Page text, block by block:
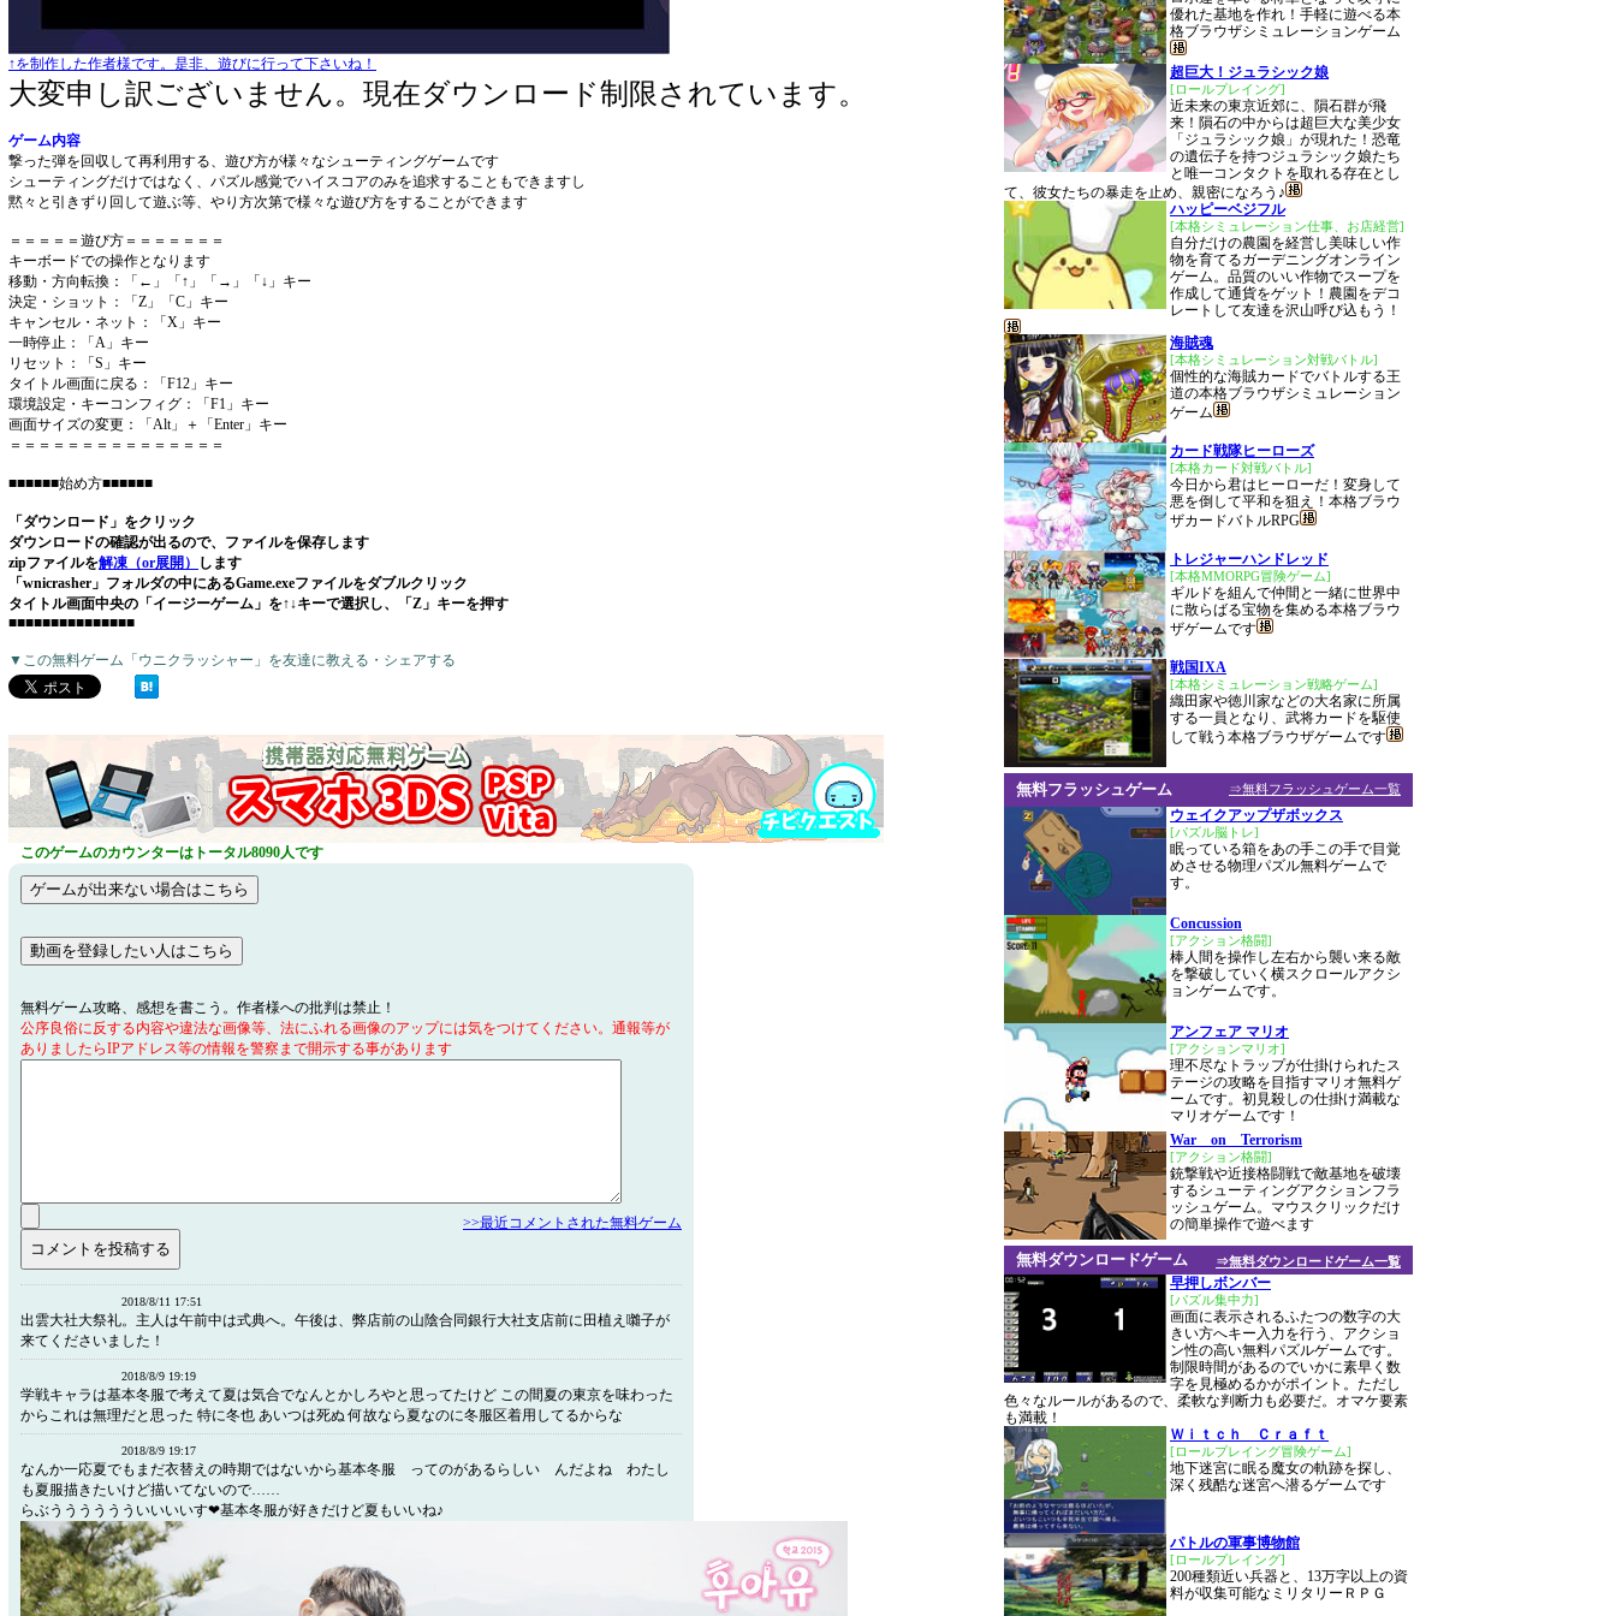
↑を制作した作者様です。是非、遊びに行って下さいね！
大変申し訳ございません。現在ダウンロード制限されています。
ゲーム内容
撃った弾を回収して再利用する、遊び方が様々なシューティングゲームです
シューティングだけではなく、パズル感覚でハイスコアのみを追求することもできますし
黙々と引きずり回して遊ぶ等、やり方次第で様々な遊び方をすることができます
＝＝＝＝＝遊び方＝＝＝＝＝＝＝
キーボードでの操作となります
移動・方向転換：「←」「↑」「→」「↓」キー
決定・ショット：「Z」「C」キー
キャンセル・ネット：「X」キー
一時停止：「A」キー
リセット：「S」キー
タイトル画面に戻る：「F12」キー
環境設定・キーコンフィグ：「F1」キー
画面サイズの変更：「Alt」＋「Enter」キー
＝＝＝＝＝＝＝＝＝＝＝＝＝＝＝
■■■■■■始め方■■■■■■
「ダウンロード」をクリック
ダウンロードの確認が出るので、ファイルを保存します
zipファイルを解凍（or展開）
します
「wnicrasher」フォルダの中にあるGame.exeファイルをダブルクリック
タイトル画面中央の「イージーゲーム」を↑↓キーで選択し、「Z」キーを押す
■■■■■■■■■■■■■■■
▼この無料ゲーム「ウニクラッシャー」を友達に教える・シェアする
このゲームのカウンターはトータル8090人です
無料ゲーム攻略、感想を書こう。作者様への批判は禁止！
公序良俗に反する内容や違法な画像等、法にふれる画像のアップには気をつけてください。通報等が
ありましたらIPアドレス等の情報を警察まで開示する事があります
>>最近コメントされた無料ゲーム
2018/8/11 17:51
出雲大社大祭礼。主人は午前中は式典へ。午後は、弊店前の山陰合同銀行大社支店前に田植え囃子が
来てくださいました！
2018/8/9 19:19
学戦キャラは基本冬服で考えて夏は気合でなんとかしろやと思ってたけど この間夏の東京を味わった
からこれは無理だと思った 特に冬也 あいつは死ぬ 何故なら夏なのに冬服区着用してるからな
2018/8/9 19:17
なんか一応夏でもまだ衣替えの時期ではないから基本冬服 ってのがあるらしい んだよね わたし
も夏服描きたいけど描いてないので……
らぶうううううういいいいす❤基本冬服が好きだけど夏もいいね♪
優れた基地を作れ！手軽に遊べる本
格ブラウザシミュレーションゲーム
超巨大！ジュラシック娘
[ロールプレイング]
近未来の東京近郊に、隕石群が飛
来！隕石の中からは超巨大な美少女
「ジュラシック娘」が現れた！恐竜
の遺伝子を持つジュラシック娘たち
と唯一コンタクトを取れる存在とし
て、彼女たちの暴走を止め、親密になろう♪
ハッピーベジフル
[本格シミュレーション仕事、お店経営]
自分だけの農園を経営し美味しい作
物を育てるガーデニングオンライン
ゲーム。品質のいい作物でスープを
作成して通貨をゲット！農園をデコ
レートして友達を沢山呼び込もう！
海賊魂
[本格シミュレーション対戦バトル]
個性的な海賊カードでバトルする王
道の本格ブラウザシミュレーション
ゲーム
カード戦隊ヒーローズ
[本格カード対戦バトル]
今日から君はヒーローだ！変身して
悪を倒して平和を狙え！本格ブラウ
ザカードバトルRPG
トレジャーハンドレッド
[本格MMORPG冒険ゲーム]
ギルドを組んで仲間と一緒に世界中
に散らばる宝物を集める本格ブラウ
ザゲームです
戦国IXA
[本格シミュレーション戦略ゲーム]
織田家や徳川家などの大名家に所属
する一員となり、武将カードを駆使
して戦う本格ブラウザゲームです
⇒無料フラッシュゲーム一覧
無料フラッシュゲーム
ウェイクアップザボックス
[パズル脳トレ]
眠っている箱をあの手この手で目覚
めさせる物理パズル無料ゲームで
す。
Concussion
[アクション格闘]
棒人間を操作し左右から襲い来る敵
を撃破していく横スクロールアクシ
ョンゲームです。
アンフェア マリオ
[アクションマリオ]
理不尽なトラップが仕掛けられたス
テージの攻略を目指すマリオ無料ゲ
ームです。初見殺しの仕掛け満載な
マリオゲームです！
War on Terrorism
[アクション格闘]
銃撃戦や近接格闘戦で敵基地を破壊
するシューティングアクションフラ
ッシュゲーム。マウスクリックだけ
の簡単操作で遊べます
⇒無料ダウンロードゲーム一覧
無料ダウンロードゲーム
早押しボンバー
[パズル集中力]
画面に表示されるふたつの数字の大
きい方へキー入力を行う、アクショ
ン性の高い無料パズルゲームです。
制限時間があるのでいかに素早く数
字を見極めるかがポイント。ただし
色々なルールがあるので、柔軟な判断力も必要だ。オマケ要素
も満載！
Ｗｉｔｃｈ Ｃｒａｆｔ
[ロールプレイング冒険ゲーム]
地下迷宮に眠る魔女の軌跡を探し、
深く残酷な迷宮へ潜るゲームです
パトルの軍事博物館
[ロールプレイング]
200種類近い兵器と、13万字以上の資
料が収集可能なミリタリーＲＰＧ